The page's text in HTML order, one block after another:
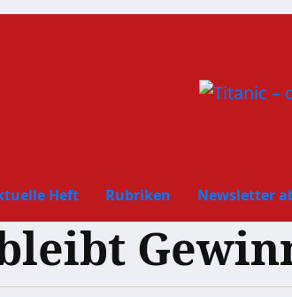
Heft Rubriken Newsletter